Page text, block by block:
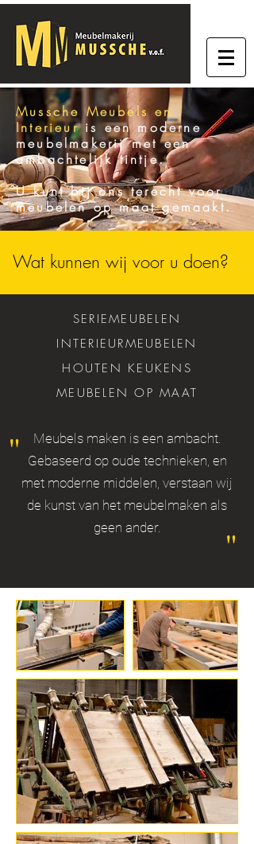
Mussche Meubels en
Interieuris een moderne
meubelmakerij met een
ambachtelijk tintje.
U kunt bij ons terecht voor
meubelen op maat gemaakt.
Wat kunnen wij voor u doen?
SERIEMEUBELEN
INTERIEURMEUBELEN
HOUTEN KEUKENS
MEUBELEN OP MAAT
Meubels maken is een ambacht.
Gebaseerd op oude technieken, en
met moderne middelen, verstaan wij
de kunst van het meubelmaken als
geen ander.
"
"